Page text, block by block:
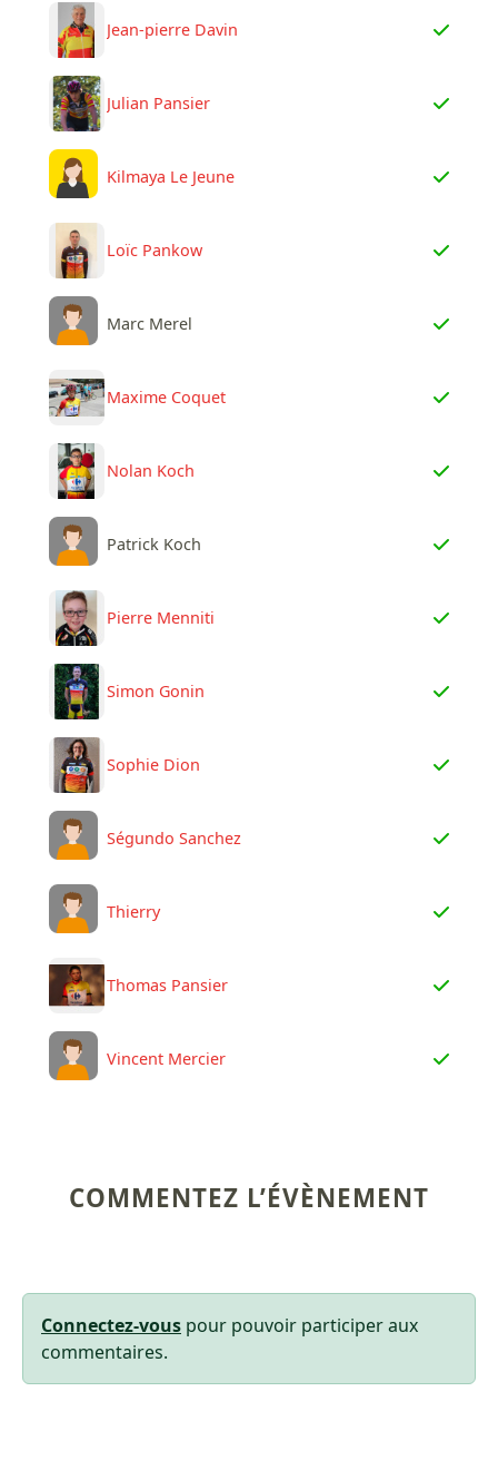
Jean-pierre Davin
Julian Pansier
Kilmaya Le Jeune
Loïc Pankow
Marc Merel
Maxime Coquet
Nolan Koch
Patrick Koch
Pierre Menniti
Simon Gonin
Sophie Dion
Ségundo Sanchez
Thierry
Thomas Pansier
Vincent Mercier
COMMENTEZ L’ÉVÈNEMENT
Connectez-vous pour pouvoir participer aux
commentaires.